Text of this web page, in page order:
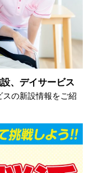
、デイサービス
の新設情報をご紹